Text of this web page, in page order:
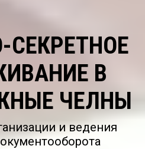
В
ЧЕЛНЫ
и ведения